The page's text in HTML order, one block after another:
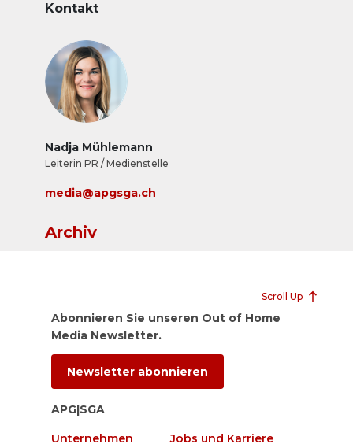
Kontakt
Nadja Mühlemann
Leiterin PR / Medienstelle
media@apgsga.ch
Archiv
Scroll Up
Abonnieren Sie unseren Out of Home
Media Newsletter.
Newsletter abonnieren
APG|SGA
Unternehmen Jobs und Karriere